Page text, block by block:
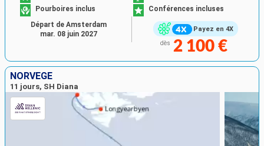
Payez en 4X
Pourboires inclus
Conférences incluses
dès 2 100 €
Départ de Amsterdam
mar. 08 juin 2027
NORVÈGE
11 jours, SH Diana